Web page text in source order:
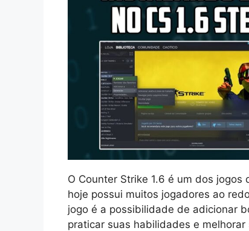
O Counter Strike 1.6 é um dos
hoje possui muitos jogadores ao
jogo é a possibilidade de adicionar
praticar suas habilidades e